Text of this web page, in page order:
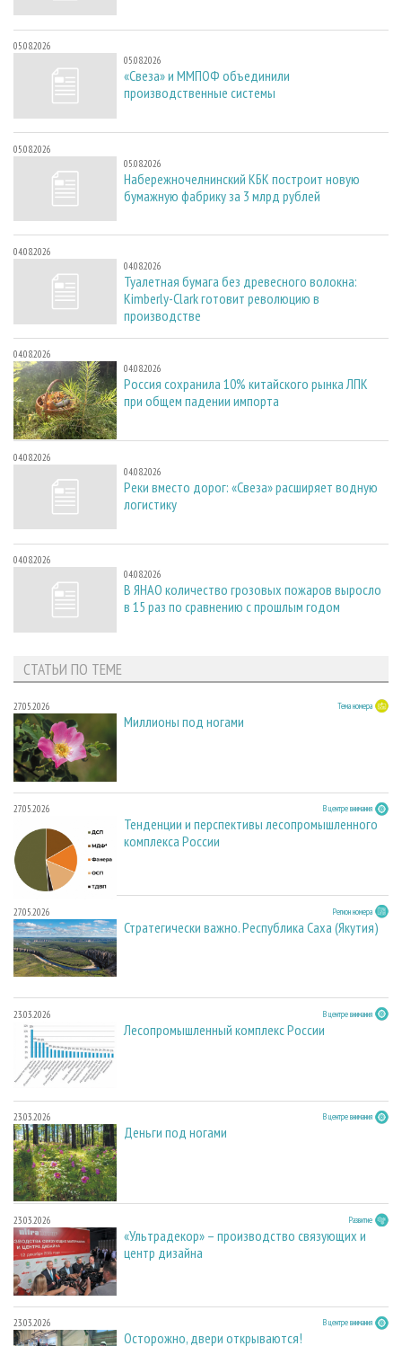
05.08.2026
05.08.2026
«Свеза» и ММПОФ объединили
производственные системы
05.08.2026
05.08.2026
Набережночелнинский КБК построит новую
бумажную фабрику за 3 млрд рублей
04.08.2026
04.08.2026
Туалетная бумага без древесного волокна:
Kimberly-Clark готовит революцию в
производстве
04.08.2026
04.08.2026
Россия сохранила 10% китайского рынка ЛПК
при общем падении импорта
04.08.2026
04.08.2026
Реки вместо дорог: «Свеза» расширяет водную
логистику
04.08.2026
04.08.2026
В ЯНАО количество грозовых пожаров выросло
в 15 раз по сравнению с прошлым годом
СТАТЬИ ПО ТЕМЕ
27.05.2026 Тема номера
Миллионы под ногами
27.05.2026 В центре внимания
Тенденции и перспективы лесопромышленного
комплекса России
27.05.2026 Регион номера
Стратегически важно. Республика Саха (Якутия)
23.03.2026 В центре внимания
Лесопромышленный комплекс России
23.03.2026 В центре внимания
Деньги под ногами
23.03.2026 Развитие
«Ультрадекор» – производство связующих и
центр дизайна
23.03.2026 В центре внимания
Осторожно, двери открываются!